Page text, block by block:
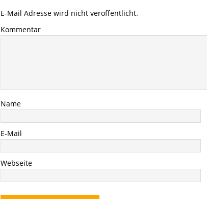
E-Mail Adresse wird nicht veröffentlicht.
Kommentar
Name
E-Mail
Webseite